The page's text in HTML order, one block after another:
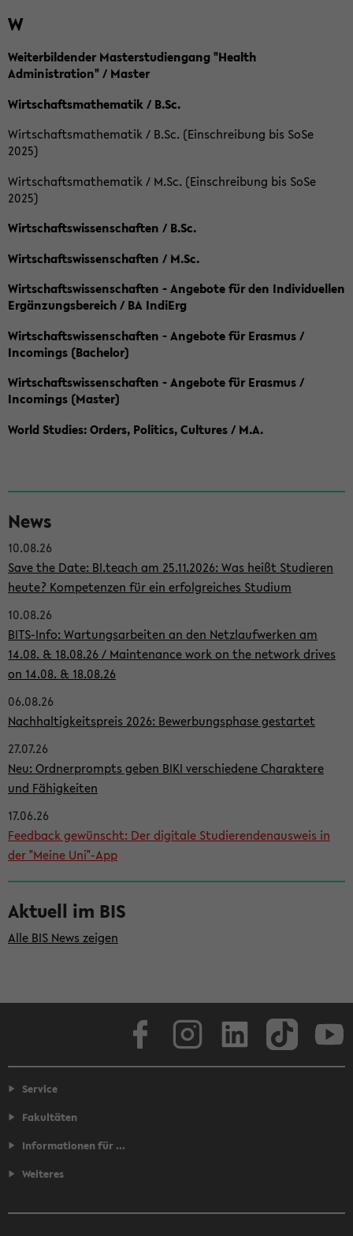
W
Weiterbildender Masterstudiengang "Health
Administration" / Master
Wirtschaftsmathematik / B.Sc.
Wirtschaftsmathematik / B.Sc. (Einschreibung bis SoSe
2025)
Wirtschaftsmathematik / M.Sc. (Einschreibung bis SoSe
2025)
Wirtschaftswissenschaften / B.Sc.
Wirtschaftswissenschaften / M.Sc.
Wirtschaftswissenschaften - Angebote für den Individuellen
Ergänzungsbereich / BA IndiErg
Wirtschaftswissenschaften - Angebote für Erasmus /
Incomings (Bachelor)
Wirtschaftswissenschaften - Angebote für Erasmus /
Incomings (Master)
World Studies: Orders, Politics, Cultures / M.A.
e
i
t
e
n
l
e
i
s
t
e
News
10.08.26
Save the Date: BI.teach am 25.11.2026: Was heißt Studieren
heute? Kompetenzen für ein erfolgreiches Studium
10.08.26
BITS-Info: Wartungsarbeiten an den Netzlaufwerken am
14.08. & 18.08.26 / Maintenance work on the network drives
on 14.08. & 18.08.26
06.08.26
Nachhaltigkeitspreis 2026: Bewerbungsphase gestartet
27.07.26
Neu: Ordnerprompts geben BIKI verschiedene Charaktere
und Fähigkeiten
17.06.26
Feedback gewünscht: Der digitale Studierendenausweis in
der "Meine Uni"-App
Aktuell im BIS
Alle BIS News zeigen
Service
Fakultäten
Informationen für ...
Weiteres